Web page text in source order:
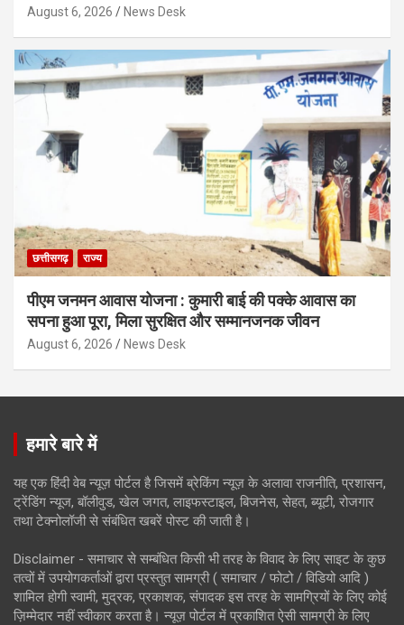
August 6, 2026 News Desk
छत्तीसगढ़ राज्य
पीएम जनमन आवास योजना : कुमारी बाई की पक्के आवास का
सपना हुआ पूरा, मिला सुरक्षित और सम्मानजनक जीवन
August 6, 2026 News Desk
हमारे बारे में
यह एक हिंदी वेब न्यूज़ पोर्टल है जिसमें ब्रेकिंग न्यूज़ के अलावा राजनीति, प्रशासन,
ट्रेंडिंग न्यूज, बॉलीवुड, खेल जगत, लाइफस्टाइल, बिजनेस, सेहत, ब्यूटी, रोजगार
तथा टेक्नोलॉजी से संबंधित खबरें पोस्ट की जाती है।
Disclaimer - समाचार से सम्बंधित किसी भी तरह के विवाद के लिए साइट के कुछ
तत्वों में उपयोगकर्ताओं द्वारा प्रस्तुत सामग्री ( समाचार / फोटो / विडियो आदि )
शामिल होगी स्वामी, मुद्रक, प्रकाशक, संपादक इस तरह के सामग्रियों के लिए कोई
ज़िम्मेदार नहीं स्वीकार करता है। न्यूज़ पोर्टल में प्रकाशित ऐसी सामग्री के लिए